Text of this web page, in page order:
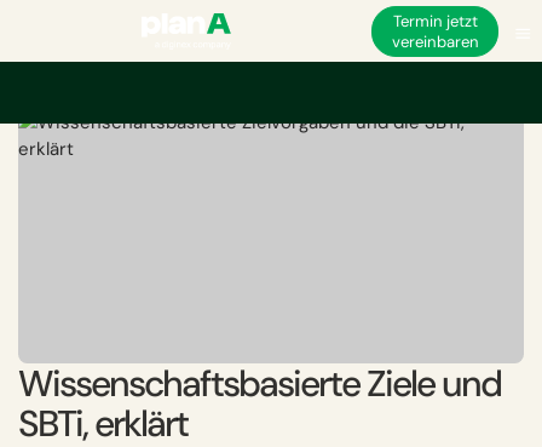
Termin jetzt
vereinbaren
Wissenschaftsbasierte Ziele und
SBTi, erklärt